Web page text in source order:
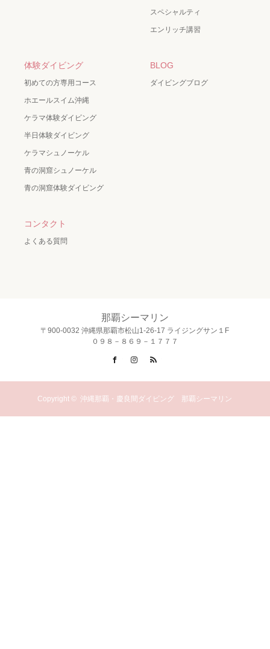
スペシャルティ
エンリッチ講習
体験ダイビング
初めての方専用コース
ホエールスイム沖縄
ケラマ体験ダイビング
半日体験ダイビング
ケラマシュノーケル
青の洞窟シュノーケル
青の洞窟体験ダイビング
BLOG
ダイビングブログ
コンタクト
よくある質問
那覇シーマリン
〒900-0032 沖縄県那覇市松山1-26-17 ライジングサン１F
０９８－８６９－１７７７
FacebookInstagram
Copyright ©沖縄那覇・慶良間ダイビング 那覇シーマリン